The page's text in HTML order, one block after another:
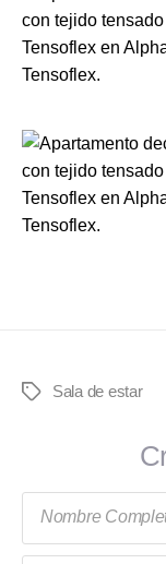
Tags Sala de estar
Nombre